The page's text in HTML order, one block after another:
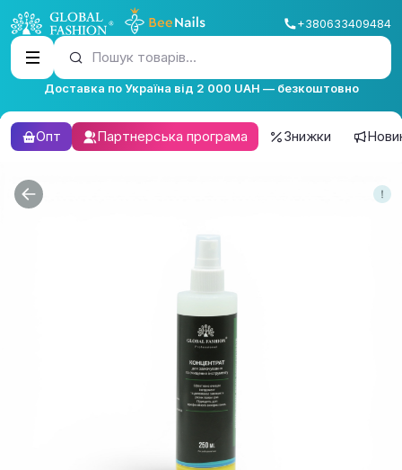
+380633409484
Пошук товарів...
Доставка по Україна від 2 000 UAH — безкоштовно
Опт Партнерська програма Знижки